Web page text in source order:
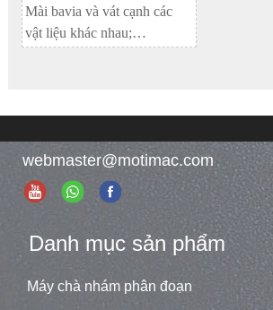
Mài bavia và vát cạnh các
vật liệu khác nhau;
webmaster@motimac.com
Danh mục sản phẩm
Máy chà nhám phân đoạn